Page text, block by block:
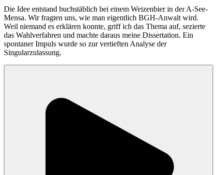
Die Idee entstand buchstäblich bei einem Weizenbier in der A-See-
Mensa. Wir fragten uns, wie man eigentlich BGH-Anwalt wird.
Weil niemand es erklären konnte, griff ich das Thema auf, sezierte
das Wahlverfahren und machte daraus meine Dissertation. Ein
spontaner Impuls wurde so zur vertieften Analyse der
Singularzulassung.